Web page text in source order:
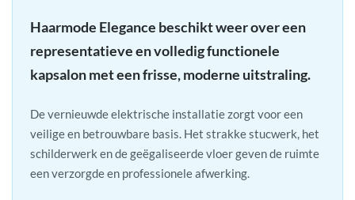
Haarmode Elegance beschikt weer over een
representatieve en volledig functionele
kapsalon met een frisse, moderne uitstraling.
De vernieuwde elektrische installatie zorgt voor een
veilige en betrouwbare basis. Het strakke stucwerk, het
schilderwerk en de geëgaliseerde vloer geven de ruimte
een verzorgde en professionele afwerking.